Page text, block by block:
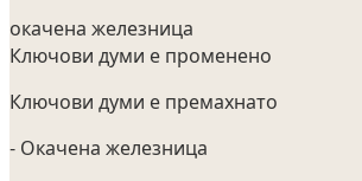
окачена железница
Ключови думи е променено
Ключови думи е премахнато
- Окачена железница